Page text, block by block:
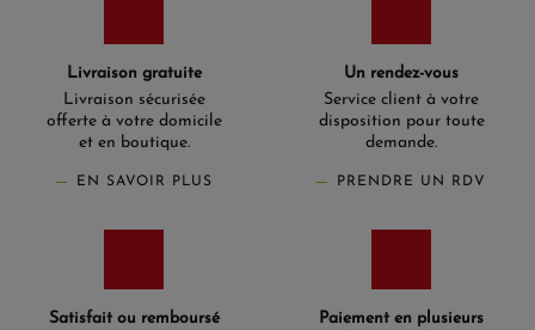
Livraison gratuite
Livraison sécurisée
offerte à votre domicile
et en boutique.
EN SAVOIR PLUS
Un rendez-vous
Service client à votre
disposition pour toute
demande.
PRENDRE UN RDV
Satisfait ou remboursé
Paiement en plusieurs